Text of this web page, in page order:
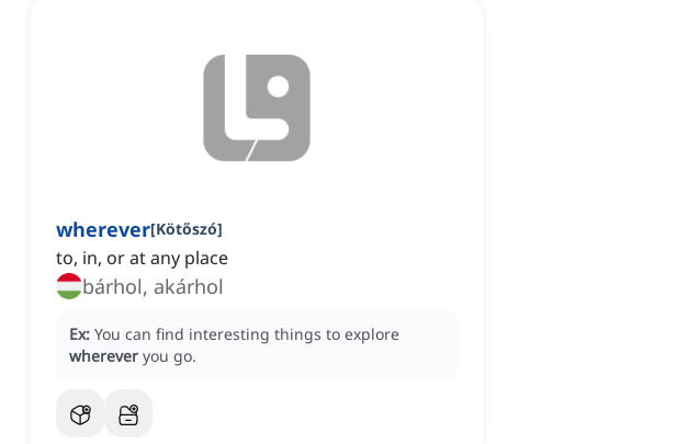
wherever[Kötőszó]
to, in, or at any place
bárhol, akárhol
Ex: You can find interesting things to explore
wherever you go.